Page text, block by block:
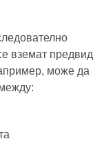
вземат предвид
може да